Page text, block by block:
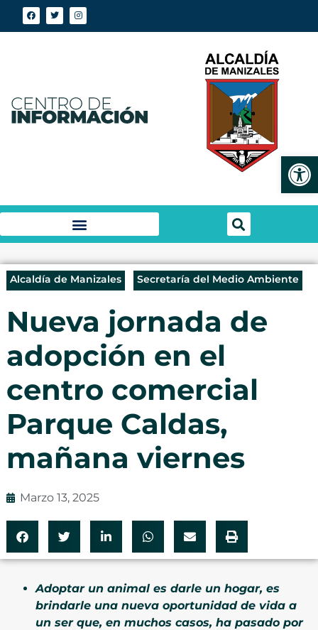
Alcaldía de Manizales Secretaría del Medio Ambiente
Nueva jornada de
adopción en el
centro comercial
Parque Caldas,
mañana viernes
Marzo 13, 2025
Adoptar un animal es darle un hogar, es
brindarle una nueva oportunidad de vida a
un ser que, en muchos casos, ha pasado por